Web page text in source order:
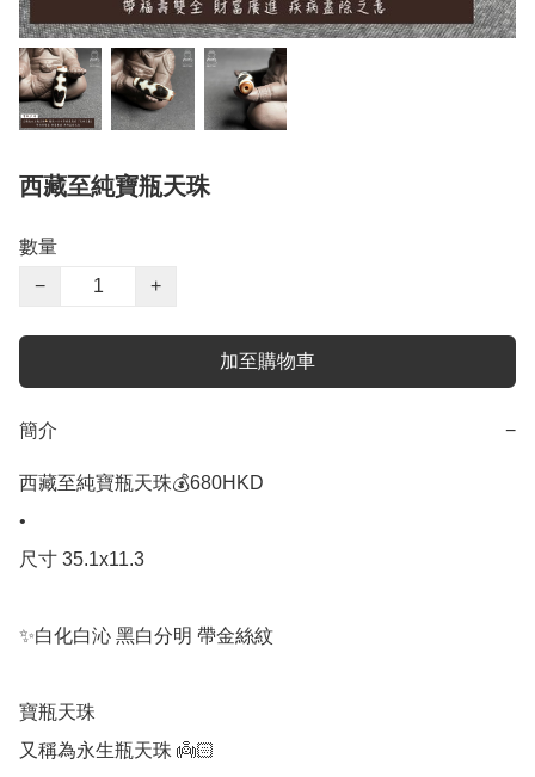
西藏至純寶瓶天珠
數量
−
+
加至購物車
簡介 −
西藏至純寶瓶天珠💰680HKD
•
尺寸 35.1x11.3
✨白化白沁 黑白分明 帶金絲紋
寶瓶天珠
又稱為永生瓶天珠 👼🏻